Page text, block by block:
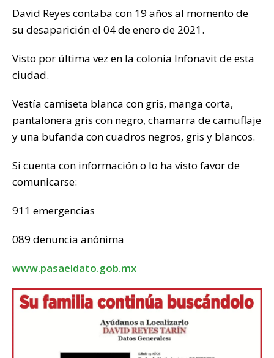
p
p
o
o
k
n
k
ti
r
David Reyes contaba con 19 años al momento de
su desaparición el 04 de enero de 2021.
Visto por última vez en la colonia Infonavit de esta
ciudad.
Vestía camiseta blanca con gris, manga corta,
pantalonera gris con negro, chamarra de camuflaje
y una bufanda con cuadros negros, gris y blancos.
Si cuenta con información o lo ha visto favor de
comunicarse:
911 emergencias
089 denuncia anónima
www.pasaeldato.gob.mx